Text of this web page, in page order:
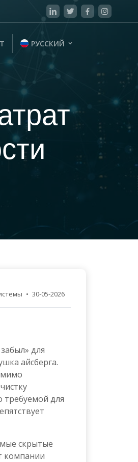
РУССКИЙ
• 30-05-2026
для
айсберга.
требуемой для
скрытые
компании